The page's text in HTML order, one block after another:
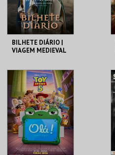
COMPRAR
BILHETE DIÁRIO |
VIAGEM MEDIEVAL
SANTA MARIA DA
FEIRA
MAIS INFO
COMPRAR